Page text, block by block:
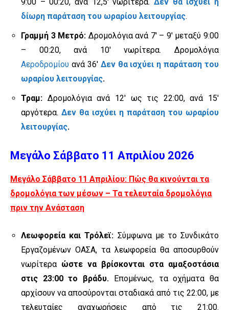
δίωρη παράταση του ωραρίου λειτουργίας.
Γραμμή 3 Μετρό: Δρομολόγια ανά 7′ – 9′ μεταξύ 9:00
– 00:20, ανά 10′ νωρίτερα. Δρομολόγια
Αεροδρομίου ανά 36′ Δεν θα ισχύει η παράταση του
ωραρίου λειτουργίας.
Τραμ: Δρομολόγια ανά 12′ ως τις 22:00, ανά 15′
αργότερα. Δεν θα ισχύει η παράταση του ωραρίου
λειτουργίας.
Μεγάλο Σάββατο 11 Απριλίου 2026
Μεγάλο Σάββατο 11 Απριλίου: Πώς θα κινούνται τα
δρομολόγια των μέσων – Τα τελευταία δρομολόγια
πριν την Ανάσταση
Λεωφορεία και Τρόλεϊ: Σύμφωνα με το Συνδικάτο
Εργαζομένων ΟΑΣΑ, τα λεωφορεία θα αποσυρθούν
νωρίτερα ώστε να βρίσκονται στα αμαξοστάσια
στις 23:00 το βράδυ.
Επομένως, τα οχήματα θα
αρχίσουν να αποσύρονται σταδιακά από τις 22:00, με
τελευταίες αναχωρήσεις από τις 21:00.